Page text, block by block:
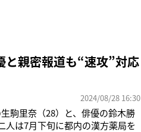
親密報道も“速攻”対応
2024/08/28 16:30
駒里奈（28）と、俳優の鈴木勝
人は7月下旬に都内の漢方薬局を